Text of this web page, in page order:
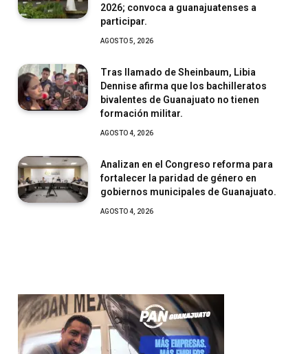
2026; convoca a guanajuatenses a
participar.
AGOSTO 5, 2026
Tras llamado de Sheinbaum, Libia
Dennise afirma que los bachilleratos
bivalentes de Guanajuato no tienen
formación militar.
AGOSTO 4, 2026
Analizan en el Congreso reforma para
fortalecer la paridad de género en
gobiernos municipales de Guanajuato.
AGOSTO 4, 2026